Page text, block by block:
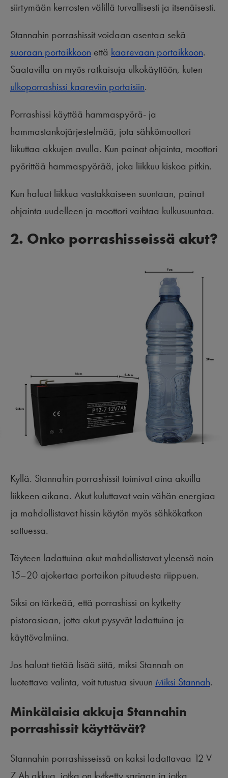
siirtymään kerrosten välillä turvallisesti ja itsenäisesti.
Stannahin porrashissit voidaan asentaa sekä
suoraan portaikkoon että kaarevaan portaikkoon.
Saatavilla on myös ratkaisuja ulkokäyttöön, kuten
ulkoporrashissi kaareviin portaisiin.
Porrashissi käyttää hammaspyörä- ja
hammastankojärjestelmää, jota sähkömoottori
liikuttaa akkujen avulla. Kun painat ohjainta, moottori
pyörittää hammaspyörää, joka liikkuu kiskoa pitkin.
Kun haluat liikkua vastakkaiseen suuntaan, painat
ohjainta uudelleen ja moottori vaihtaa kulkusuuntaa.
2. Onko porrashisseissä akut?
Kyllä. Stannahin porrashissit toimivat aina akuilla
liikkeen aikana. Akut kuluttavat vain vähän energiaa
ja mahdollistavat hissin käytön myös sähkökatkon
sattuessa.
Täyteen ladattuina akut mahdollistavat yleensä noin
15–20 ajokertaa portaikon pituudesta riippuen.
Siksi on tärkeää, että porrashissi on kytketty
pistorasiaan, jotta akut pysyvät ladattuina ja
käyttövalmiina.
Jos haluat tietää lisää siitä, miksi Stannah on
luotettava valinta, voit tutustua sivuun Miksi Stannah.
Minkälaisia akkuja Stannahin
porrashissit käyttävät?
Stannahin porrashisseissä on kaksi ladattavaa 12 V